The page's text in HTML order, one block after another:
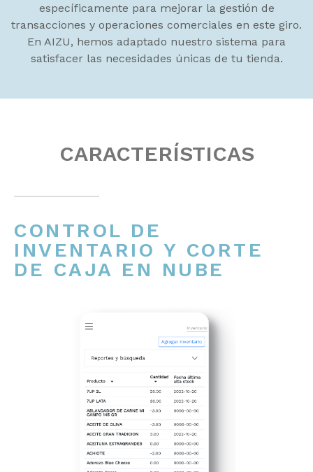
específicamente para mejorar la gestión de
transacciones y operaciones comerciales en este giro.
En AIZU, hemos adaptado nuestro sistema para
satisfacer las necesidades únicas de tu tienda.
CARACTERÍSTICAS
CONTROL DE
INVENTARIO Y CORTE
DE CAJA EN NUBE